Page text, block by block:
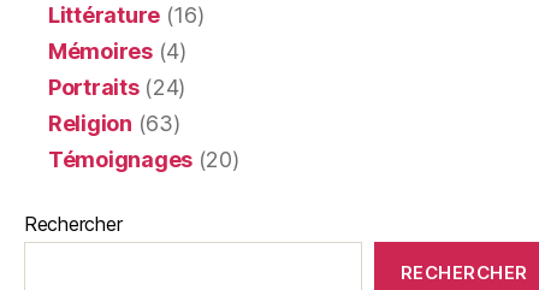
Littérature (16)
Mémoires(4)
Portraits(24)
Religion (63)
Témoignages (20)
Rechercher
RECHERCHER